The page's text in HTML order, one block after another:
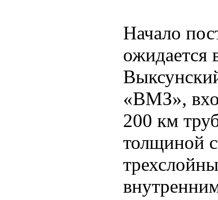
Начало
ожидается
«ВМЗ»,
200 км
толщиной